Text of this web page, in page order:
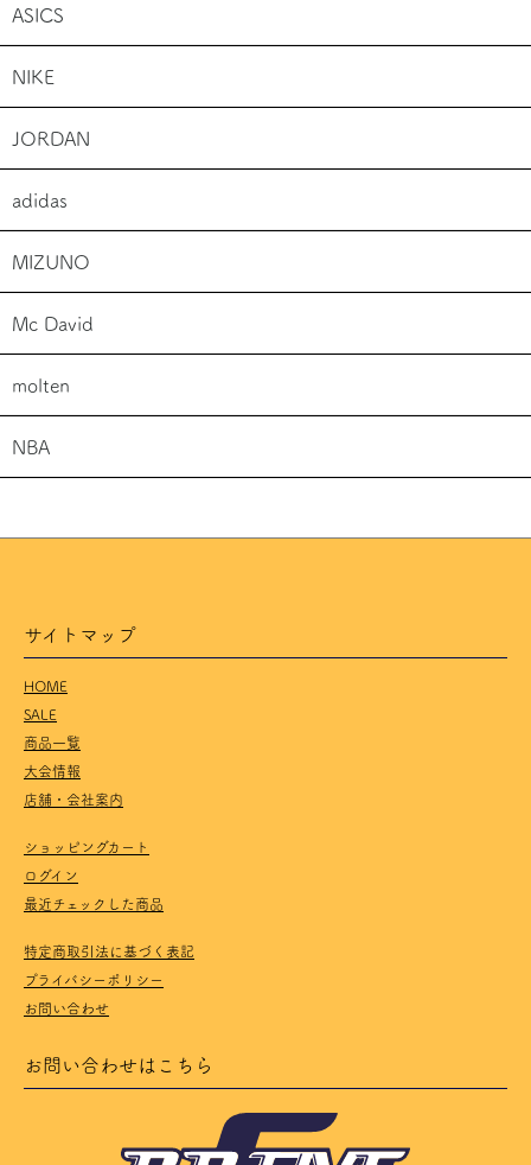
ASICS
NIKE
JORDAN
adidas
MIZUNO
Mc David
molten
NBA
サイトマップ
HOME
SALE
商品一覧
大会情報
店舗・会社案内
ショッピングカート
ログイン
最近チェックした商品
特定商取引法に基づく表記
プライバシーポリシー
お問い合わせ
お問い合わせはこちら